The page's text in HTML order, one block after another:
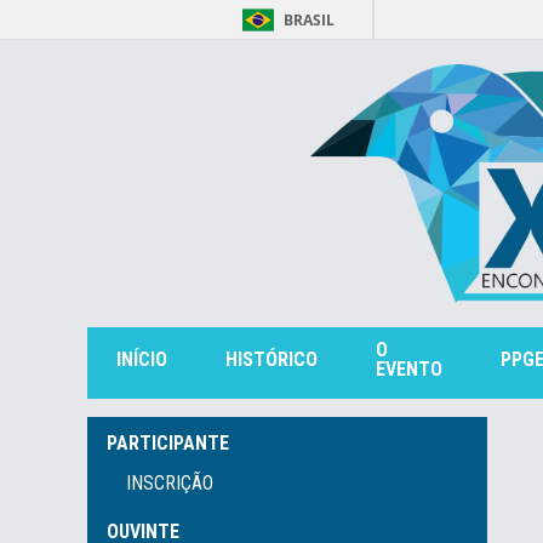
BRASIL
INÍCIO HISTÓRICO
O
EVENTO
PARTICIPANTE
INSCRIÇÃO
OUVINTE